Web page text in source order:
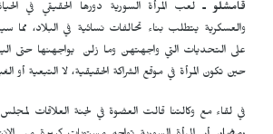
قامشلو ـ لعب المرأة السورية دورها الحقيقي في
والعسكرية يتطلب بناء تحالفات نسائية في البلاد،
على التحديات التي واجهتهن وما زلن يواجهنها حتى
حين تكون المرأة في موقع الشراكة الحقيقية، لا التبعية أو
في لقاء مع وكالتنا قالت العضوة في لجنة العلاقات